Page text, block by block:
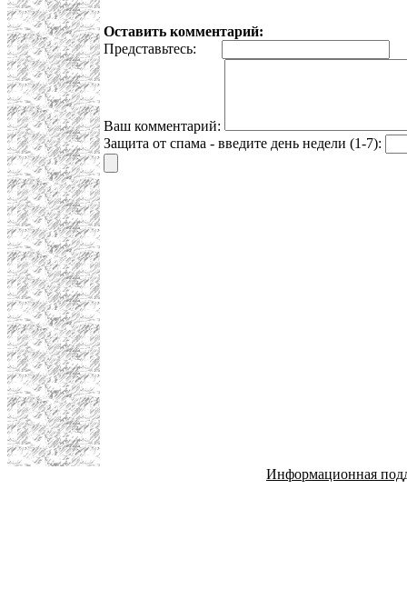
Оставить комментарий:
Представьтесь:
Ваш комментарий:
Защита от спама - введите день недели (1-7):
Информационная